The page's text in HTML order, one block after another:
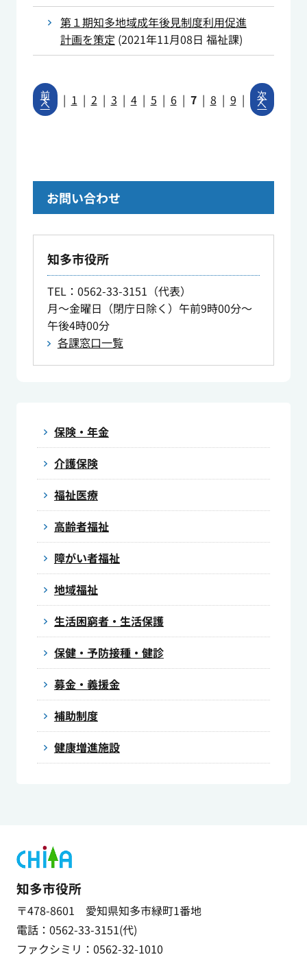
第１期知多地域成年後見制度利用促進
計画を策定 (2021年11月08日 福祉課)
前
へ | 1 | 2 | 3 | 4 | 5 | 6 | 7 | 8 | 9 | 次
へ
お問い合わせ
知多市役所
TEL：0562-33-3151（代表）
月～金曜日（閉庁日除く）午前9時00分～
午後4時00分
各課窓口一覧
保険・年金
介護保険
福祉医療
高齢者福祉
障がい者福祉
地域福祉
生活困窮者・生活保護
保健・予防接種・健診
募金・義援金
補助制度
健康増進施設
知多市役所
〒478-8601 愛知県知多市緑町1番地
電話：0562-33-3151(代)
ファクシミリ：0562-32-1010